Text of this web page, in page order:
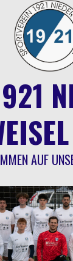
AUF